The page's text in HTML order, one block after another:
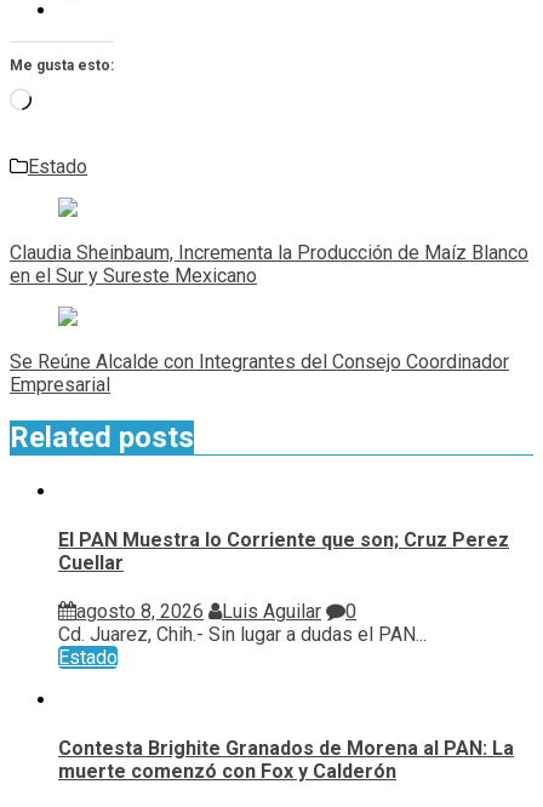
Me gusta esto:
Cargando...
Estado
Navegación
de
entradas
Claudia Sheinbaum, Incrementa la Producción de Maíz Blanco
en el Sur y Sureste Mexicano
Se Reúne Alcalde con Integrantes del Consejo Coordinador
Empresarial
Related posts
El PAN Muestra lo Corriente que son; Cruz Perez
Cuellar
agosto 8, 2026 Luis Aguilar
0
Cd. Juarez, Chih.- Sin lugar a dudas el PAN...
Estado
Contesta Brighite Granados de Morena al PAN: La
muerte comenzó con Fox y Calderón